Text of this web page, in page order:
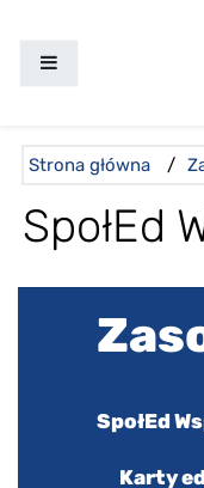
Ścieżka do strony
Strona główna /
SpołEd
SpołEd
Karty